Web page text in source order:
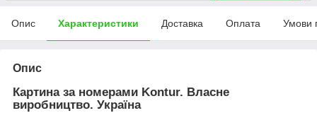
Опис Характеристики Доставка Оплата Умови
Опис
Картина за номерами Kontur. Власне
виробництво. Україна